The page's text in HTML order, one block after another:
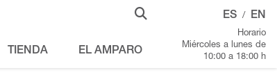
TIENDA EL AMPARO
ES / EN
Horario
Miércoles a lunes de
10:00 a 18:00 h